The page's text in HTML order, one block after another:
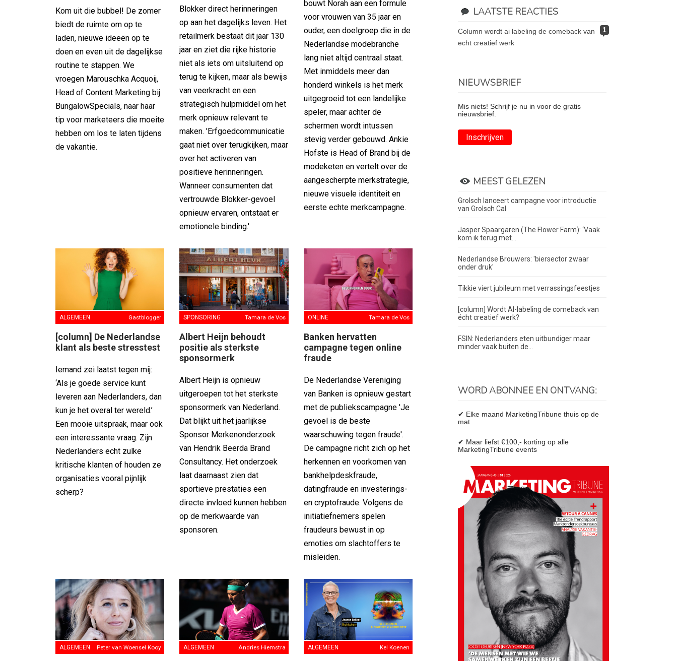
Kom uit die bubbel! De zomer
biedt de ruimte om op te
laden, nieuwe ideeën op te
doen en even uit de dagelijkse
routine te stappen. We
vroegen Marouschka Acquoij,
Head of Content Marketing bij
BungalowSpecials, naar haar
tip voor marketeers die moeite
hebben om los te laten tijdens
de vakantie.
Blokker direct herinneringen
op aan het dagelijks leven. Het
retailmerk bestaat dit jaar 130
jaar en ziet die rijke historie
niet als iets om uitsluitend op
terug te kijken, maar als bewijs
van veerkracht en een
strategisch hulpmiddel om het
merk opnieuw relevant te
maken. 'Erfgoedcommunicatie
gaat niet over terugkijken, maar
over het activeren van
positieve herinneringen.
Wanneer consumenten dat
vertrouwde Blokker-gevoel
opnieuw ervaren, ontstaat er
emotionele binding.'
bouwt Norah aan een formule
voor vrouwen van 35 jaar en
ouder, een doelgroep die in de
Nederlandse modebranche
lang niet altijd centraal staat.
Met inmiddels meer dan
honderd winkels is het merk
uitgegroeid tot een landelijke
speler, maar achter de
schermen wordt intussen
stevig verder gebouwd. Ankie
Hofste is Head of Brand bij de
modeketen en vertelt over de
aangescherpte merkstrategie,
nieuwe visuele identiteit en
eerste echte merkcampagne.
ALGEMEEN Gastblogger
[column] De Nederlandse
klant als beste stresstest
Iemand zei laatst tegen mij:
‘Als je goede service kunt
leveren aan Nederlanders, dan
kun je het overal ter wereld.’
Een mooie uitspraak, maar ook
een interessante vraag. Zijn
Nederlanders echt zulke
kritische klanten of houden ze
organisaties vooral pijnlijk
scherp?
SPONSORING Tamara de Vos
Albert Heijn behoudt
positie als sterkste
sponsormerk
Albert Heijn is opnieuw
uitgeroepen tot het sterkste
sponsormerk van Nederland.
Dat blijkt uit het jaarlijkse
Sponsor Merkenonderzoek
van Hendrik Beerda Brand
Consultancy. Het onderzoek
laat daarnaast zien dat
sportieve prestaties een
directe invloed kunnen hebben
op de merkwaarde van
sponsoren.
ONLINE Tamara de Vos
Banken hervatten
campagne tegen online
fraude
De Nederlandse Vereniging
van Banken is opnieuw gestart
met de publiekscampagne 'Je
gevoel is de beste
waarschuwing tegen fraude'.
De campagne richt zich op het
herkennen en voorkomen van
bankhelpdeskfraude,
datingfraude en investerings-
en cryptofraude. Volgens de
initiatiefnemers spelen
fraudeurs bewust in op
emoties om slachtoffers te
misleiden.
ALGEMEEN Peter van Woensel Kooy ALGEMEEN Andries Hiemstra ALGEMEEN Kel Koenen
LAATSTE REACTIES
1
column wordt ai labeling de comeback van
echt creatief werk
NIEUWSBRIEF
Mis niets! Schrijf je nu in voor de gratis
nieuwsbrief.
Inschrijven
MEEST GELEZEN
Grolsch lanceert campagne voor introductie
van Grolsch Cal
Jasper Spaargaren (The Flower Farm): ‘Vaak
kom ik terug met...
Nederlandse Brouwers: 'biersector zwaar
onder druk'
Tikkie viert jubileum met verrassingsfeestjes
[column] Wordt AI-labeling de comeback van
écht creatief werk?
FSIN: Nederlanders eten uitbundiger maar
minder vaak buiten de...
WORD ABONNEE EN ONTVANG:
✔ Elke maand MarketingTribune thuis op de
mat
✔ Maar liefst €100,- korting op alle
MarketingTribune events